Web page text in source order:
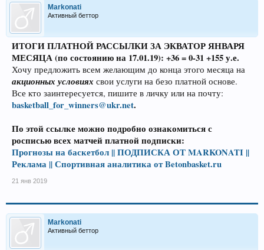
Markonati
Активный беттор
ИТОГИ ПЛАТНОЙ РАССЫЛКИ ЗА ЭКВАТОР ЯНВАРЯ
МЕСЯЦА (по состоянию на 17.01.19): +36 = 0-31 +155 у.е.
Хочу предложить всем желающим до конца этого месяца на
акционных условиях свои услуги на безо платной основе.
Все кто заинтересуется, пишите в личку или на почту:
basketball_for_winners@ukr.net.
По этой ссылке можно подробно ознакомиться с
росписью всех матчей платной подписки:
Прогнозы на баскетбол || ПОДПИСКА ОТ MARKONATI ||
Реклама || Спортивная аналитика от Betonbasket.ru
21 янв 2019
Markonati
Активный беттор